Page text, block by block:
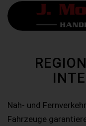
Nah- und
Fahrzeuge